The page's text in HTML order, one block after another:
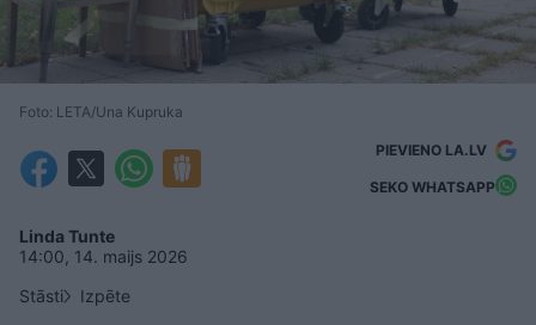
Foto: LETA/Una Kupruka
PIEVIENO LA.LV
SEKO WHATSAPP
Linda Tunte
14:00, 14. maijs 2026
Stāsti
Izpēte